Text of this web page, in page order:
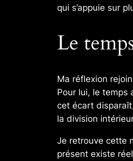
qui s’appuie sur
Le
Ma réflexion
Pour lui, le temps
cet écart
la division
Je retrouve cette
présent existe